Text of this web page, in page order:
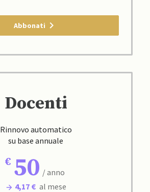
Abbonati
Docenti
Rinnovo automatico
su base annuale
50 / anno
4,17 € al mese